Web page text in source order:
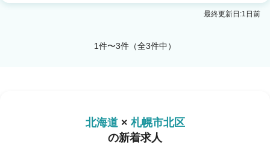
face 札幌麻生店
最終更新日:1日前
1件〜3件（全3件中）
北海道× 札幌市北区
の新着求人